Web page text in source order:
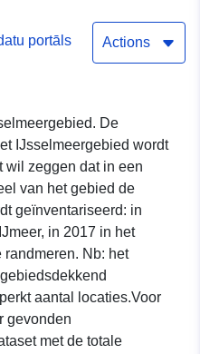
portāls Actions
De
IJsselmeergebied wordt
wil zeggen dat in een
van het gebied de
geïnventariseerd: in
in 2017 in het
randmeren. Nb: het
aantal locaties.Voor
gevonden
met de totale